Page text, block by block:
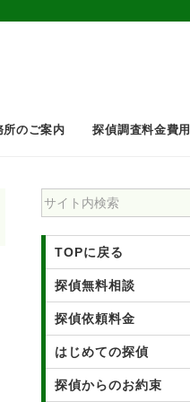
TOPに戻る
探偵無料相談
探偵依頼料金
はじめての探偵
探偵からのお約束
所のご案内 探偵調査料金費用